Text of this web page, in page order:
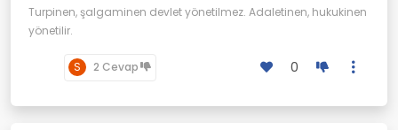
Turpinen, şalgaminen devlet yönetilmez. Adaletinen, hukukinen
yönetilir.
S 2 Cevap 0